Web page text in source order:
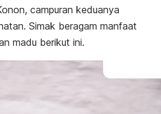
campuran keduanya
Simak beragam manfaat
madu berikut ini.